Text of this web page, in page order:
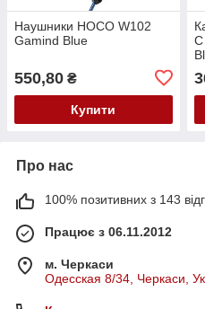
Наушники HOCO W102
Gamind Blue
550,80 ₴
Купити
Про нас
100% позитивних з 143
Працює з 06.11.2012
м. Черкаси
Одесская 8/34, Черкаси,